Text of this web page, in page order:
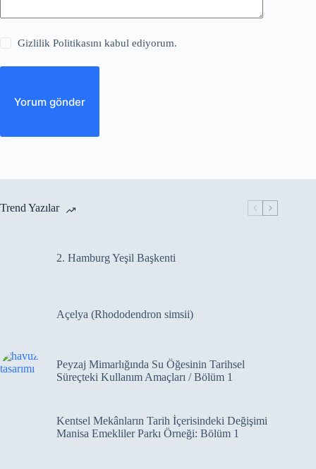
Gizlilik Politikasını kabul ediyorum.
Yorum gönder
Trend Yazılar
2. Hamburg Yeşil Başkenti
Açelya (Rhododendron simsii)
Peyzaj Mimarlığında Su Öğesinin Tarihsel
Süreçteki Kullanım Amaçları / Bölüm 1
Kentsel Mekânların Tarih İçerisindeki Değişimi
Manisa Emekliler Parkı Örneği: Bölüm 1